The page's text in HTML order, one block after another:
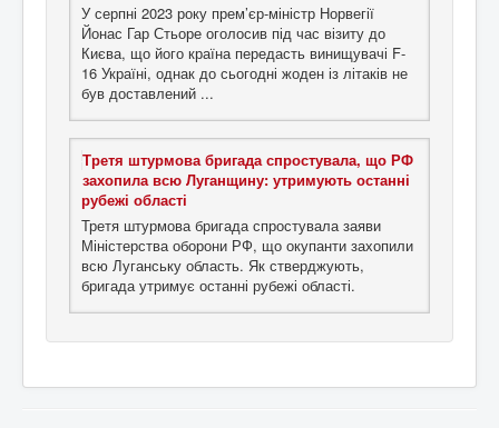
У серпні 2023 року прем’єр-міністр Норвегії
Йонас Гар Стьоре оголосив під час візиту до
Києва, що його країна передасть винищувачі F-
16 Україні, однак до сьогодні жоден із літаків не
був доставлений ...
Третя штурмова бригада спростувала, що РФ
захопила всю Луганщину: утримують останні
рубежі області
Третя штурмова бригада спростувала заяви
Міністерства оборони РФ, що окупанти захопили
всю Луганську область. Як стверджують,
бригада утримує останні рубежі області.